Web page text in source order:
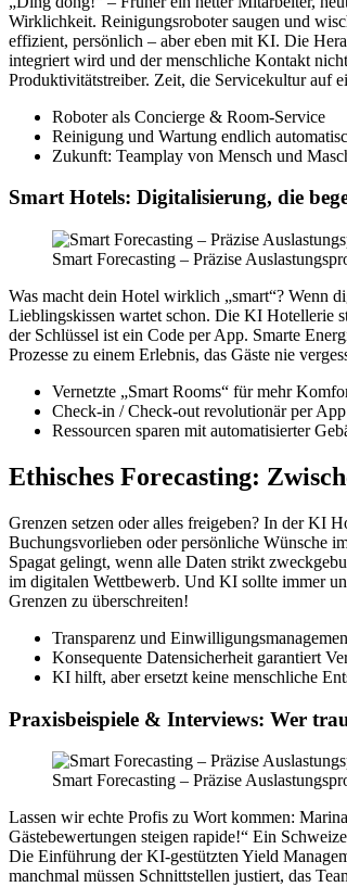
Wirklichkeit. Reinigungsroboter saugen und
effizient, persönlich – aber eben mit KI. Die
integriert wird und der menschliche Kontakt
Produktivitätstreiber. Zeit, die Servicekultur auf
Roboter als Concierge & Room-Service
Reinigung und Wartung endlich
Zukunft: Teamplay von Mensch und
Smart Hotels: Digitalisierung, die
Smart Forecasting – Präzise
Was macht dein Hotel wirklich „smart“? Wenn
Lieblingskissen wartet schon. Die KI Hotellerie
der Schlüssel ist ein Code per App. Smarte
Prozesse zu einem Erlebnis, das Gäste nie
Vernetzte „Smart Rooms“ für mehr
Check-in / Check-out revolutionär per App
Ressourcen sparen mit automatisierter
Ethisches Forecasting:
Grenzen setzen oder alles freigeben? In der KI
Buchungsvorlieben oder persönliche Wünsche
Spagat gelingt, wenn alle Daten strikt
im digitalen Wettbewerb. Und KI sollte immer
Grenzen zu überschreiten!
Transparenz und
Konsequente Datensicherheit garantiert
KI hilft, aber ersetzt keine menschliche
Praxisbeispiele & Interviews: Wer
Smart Forecasting – Präzise
Lassen wir echte Profis zu Wort kommen:
Gästebewertungen steigen rapide!“ Ein
Die Einführung der KI-gestützten Yield
manchmal müssen Schnittstellen justiert, das